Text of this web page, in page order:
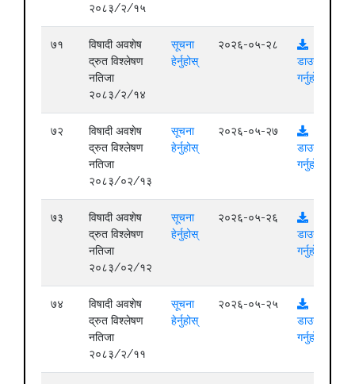
२०८३/२/१५
७१
विषादी अवशेष
द्रुत विश्लेषण
नतिजा
२०८३/२/१४
सूचना
हेर्नुहोस्
२०२६-०५-२८
डाउनलोड
गर्नुहोस्
७२
विषादी अवशेष
द्रुत विश्लेषण
नतिजा
२०८३/०२/१३
सूचना
हेर्नुहोस्
२०२६-०५-२७
डाउनलोड
गर्नुहोस्
७३
विषादी अवशेष
द्रुत विश्लेषण
नतिजा
२०८३/०२/१२
सूचना
हेर्नुहोस्
२०२६-०५-२६
डाउनलोड
गर्नुहोस्
७४
विषादी अवशेष
द्रुत विश्लेषण
नतिजा
२०८३/२/११
सूचना
हेर्नुहोस्
२०२६-०५-२५
डाउनलोड
गर्नुहोस्